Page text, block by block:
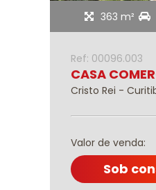
363 m²
Ref: 00096.003
CASA
Cristo Rei -
Valor de venda:
Sob